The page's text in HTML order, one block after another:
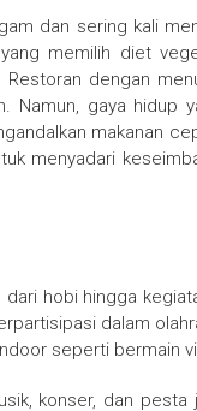
dan sering kali
memilih diet
dengan
Namun, gaya hidup
makanan
menyadari
hobi hingga
dalam
seperti bermain
konser, dan